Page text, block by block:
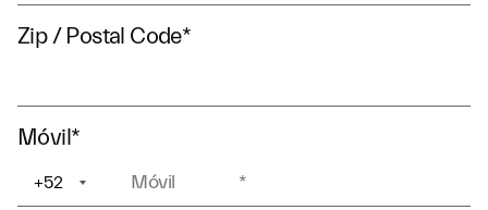
Zip / Postal Code*
Móvil*
+52